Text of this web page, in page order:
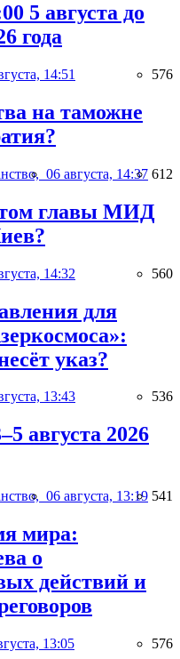
5 августа до
года
14:51 576
на таможне
06 августа, 14:37 612
главы МИД
14:32 560
для
указ?
13:43 536
августа 2026
06 августа, 13:19 541
мира:
о
действий и
13:05 576